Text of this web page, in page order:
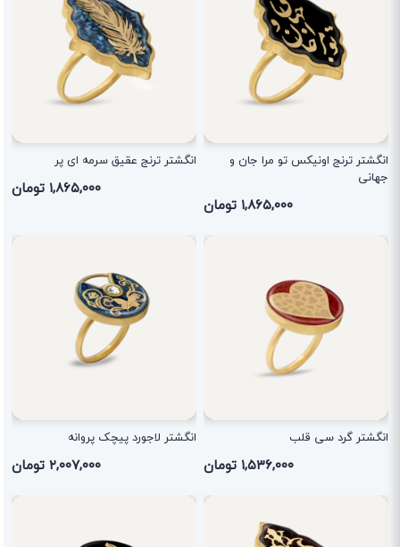
انگشتر ترنج اونیکس تو مرا جان و
جهانی
۱,۸۶۵,۰۰۰ تومان
انگشتر ترنج عقیق سرمه ای پر
۱,۸۶۵,۰۰۰ تومان
انگشتر گرد سی قلب
۱,۵۳۶,۰۰۰ تومان
انگشتر لاجورد پیچک پروانه
۲,۰۰۷,۰۰۰ تومان